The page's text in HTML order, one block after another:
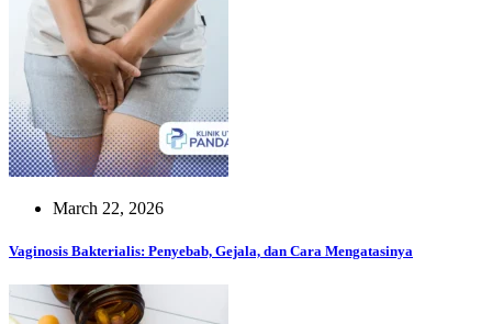
March 22, 2026
Vaginosis Bakterialis: Penyebab, Gejala, dan Cara Mengatasinya